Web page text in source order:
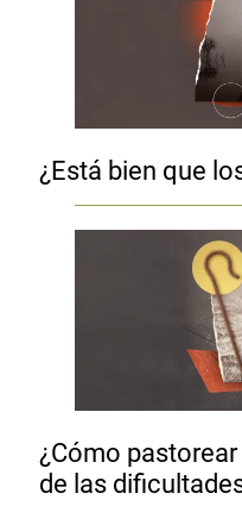
¿Está bien que
¿Cómo
de las